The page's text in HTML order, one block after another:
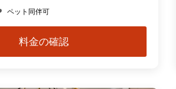
ペット同伴可
料金の確認